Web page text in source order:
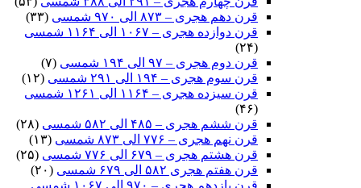
قرن دهم هجری – ۸۷۳ الی ۹۷۰ شمسی
(۳۳)
قرن دوازده هجری – ۱۰۶۷ الی ۱۱۶۴ شمسی
(۲۴)
قرن دوم هجری – ۹۷ الی ۱۹۴ شمسی
(۷)
قرن سوم هجری – ۱۹۴ الی ۲۹۱ شمسی
(۱۲)
قرن سیزده هجری – ۱۱۶۴ الی ۱۲۶۱ شمسی
(۴۶)
قرن ششم هجری – ۴۸۵ الی ۵۸۲ شمسی
(۲۸)
قرن نهم هجری – ۷۷۶ الی ۸۷۳ شمسی
(۱۳)
قرن هشتم هجری – ۶۷۹ الی ۷۷۶ شمسی
(۲۵)
قرن هفتم هجری ۵۸۲ الی ۶۷۹ شمسی
(۲۰)